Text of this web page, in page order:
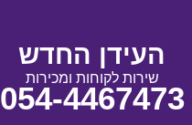
העידן החדש
שירות לקוחות ומכירות
054-4467473